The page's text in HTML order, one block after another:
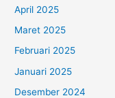
April 2025
Maret 2025
Februari 2025
Januari 2025
Desember 2024